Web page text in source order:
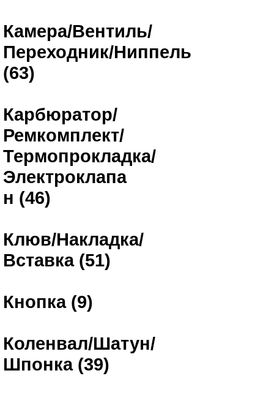
Камера/Вентиль/
Переходник/Ниппель
(63)
Карбюратор/
Ремкомплект/
Термопрокладка/
Электроклапа
н (46)
Клюв/Накладка/
Вставка (51)
Кнопка (9)
Коленвал/Шатун/
Шпонка (39)